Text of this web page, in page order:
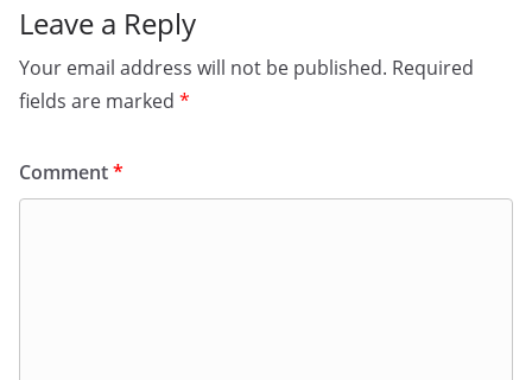
Leave a Reply
Your email address will not be published. Required
fields are marked *
Comment*